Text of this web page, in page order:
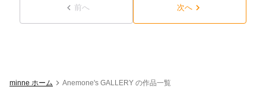
前へ 次へ
minne ホーム Anemone's GALLERY の作品一覧